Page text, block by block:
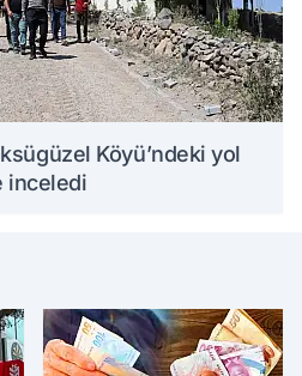
Köyü’ndeki yol
inceledi